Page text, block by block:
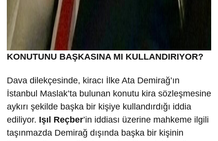
KONUTUNU BAŞKASINA MI KULLANDIRIYOR?
Dava dilekçesinde, kiracı İlke Ata Demirağ’ın
İstanbul Maslak’ta bulunan konutu kira sözleşmesine
aykırı şekilde başka bir kişiye kullandırdığı iddia
ediliyor. Işıl Reçber’in iddiası üzerine mahkeme ilgili
taşınmazda Demirağ dışında başka bir kişinin